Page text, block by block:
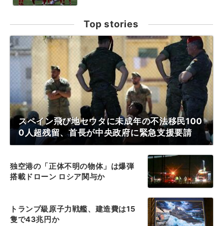
Top stories
スペイン飛び地セウタに未成年の不法移民100
0人超残留、首長が中央政府に緊急支援要請
独空港の「正体不明の物体」は爆弾
搭載ドローン ロシア関与か
トランプ級原子力戦艦、建造費は15
隻で43兆円か